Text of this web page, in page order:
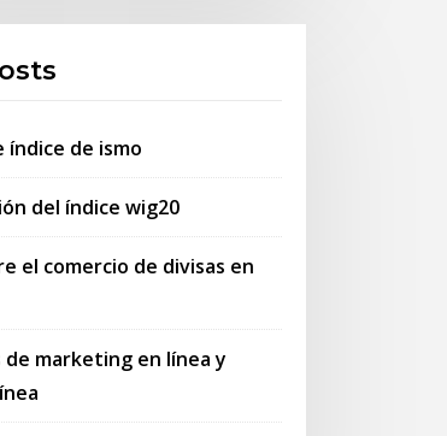
índice de ismo
del índice wig20
el comercio de divisas en
de marketing en línea y